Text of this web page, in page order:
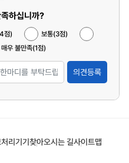
하십니까?
점)
보통(3점)
매우 불만족(1점)
의견등록
리기기 찾아오시는 길사이트맵